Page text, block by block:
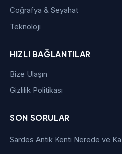
Coğrafya & Seyahat
Teknoloji
HIZLI BAĞLANTILAR
Bize Ulaşın
Gizlilik Politikası
SON SORULAR
Sardes Antik Kenti Nerede ve